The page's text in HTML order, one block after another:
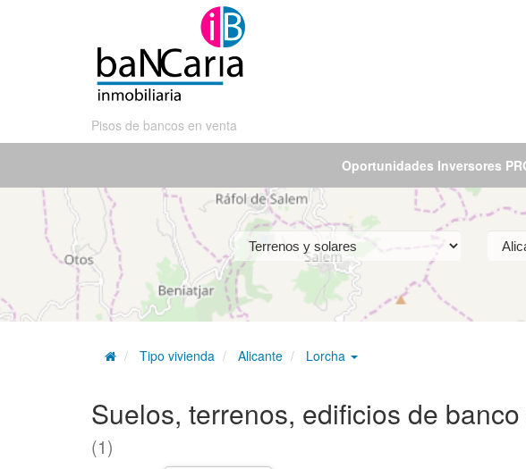
Pisos de bancos en venta
Oportunidades Inversores
Tipo vivienda Alicante Lorcha
Suelos, terrenos, edificios de
(1)